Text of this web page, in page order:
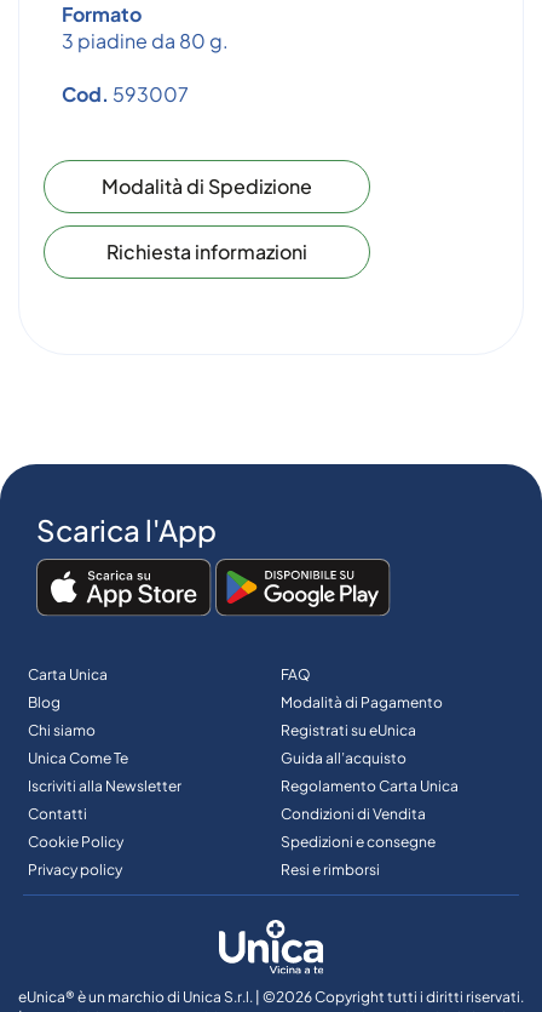
Formato
3 piadine da 80 g.
Cod. 593007
Modalità di Spedizione
Richiesta informazioni
Scarica l'App
Carta Unica
Blog
Chi siamo
Unica Come Te
Iscriviti alla Newsletter
Contatti
Cookie Policy
Privacy policy
FAQ
Modalità di Pagamento
Registrati su eUnica
Guida all’acquisto
Regolamento Carta Unica
Condizioni di Vendita
Spedizioni e consegne
Resi e rimborsi
eUnica® è un marchio di Unica S.r.l. | ©2026 Copyright tutti i diritti riservati.